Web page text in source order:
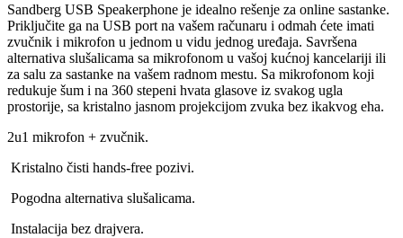
Sandberg USB Speakerphone je idealno rešenje za online sastanke.
Priključite ga na USB port na vašem računaru i odmah ćete imati
zvučnik i mikrofon u jednom u vidu jednog uređaja. Savršena
alternativa slušalicama sa mikrofonom u vašoj kućnoj kancelariji ili
za salu za sastanke na vašem radnom mestu. Sa mikrofonom koji
redukuje šum i na 360 stepeni hvata glasove iz svakog ugla
prostorije, sa kristalno jasnom projekcijom zvuka bez ikakvog eha.
2u1 mikrofon + zvučnik.
Kristalno čisti hands-free pozivi.
Pogodna alternativa slušalicama.
Instalacija bez drajvera.